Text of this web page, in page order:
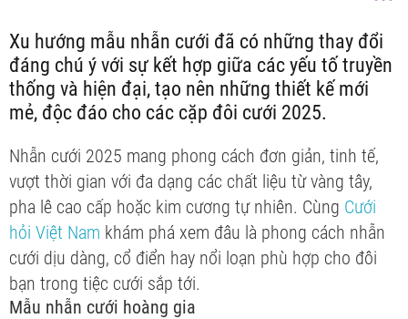
Xu hướng mẫu nhẫn cưới đã có những thay đổi
đáng chú ý với sự kết hợp giữa các yếu tố truyền
thống và hiện đại, tạo nên những thiết kế mới
mẻ, độc đáo cho các cặp đôi cưới 2025.
Nhẫn cưới 2025 mang phong cách đơn giản, tinh tế,
vượt thời gian với đa dạng các chất liệu từ vàng tây,
pha lê cao cấp hoặc kim cương tự nhiên. Cùng Cưới
hỏi Việt Nam khám phá xem đâu là phong cách nhẫn
cưới dịu dàng, cổ điển hay nổi loạn phù hợp cho đôi
bạn trong tiệc cưới sắp tới.
Mẫu nhẫn cưới hoàng gia